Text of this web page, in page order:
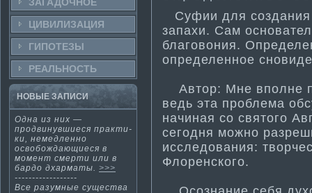
ЦИВИЛИЗАЦИЯ
ГИПОТЕЗЫ
РЕАЛЬНΟСТЬ
НОВЫЕ ЗАПИСИ
Одна из них —
продвинувшиеся практи­
ки, немедленно
освобождающиеся в
момент смерти­ или в
бардо дхарма­ты. >>>
------------------
Все разумные существа
Суфии для создания
запахи. Сам
благовония.
определенное
Автор: Мне вполне
ведь эта проблема­
начиная со святого
сегодня можно
исследования:
Флоренского.